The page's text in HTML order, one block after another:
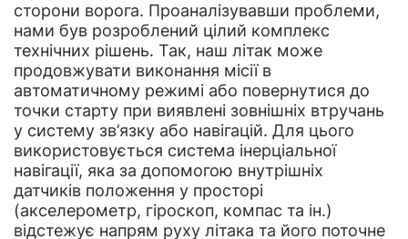
сторони ворога. Проаналізувавши проблеми,
нами був розроблений цілий комплекс
технічних рішень. Так, наш літак може
продовжувати виконання місії в
автоматичному режимі або повернутися до
точки старту при виявлені зовнішніх втручань
у систему зв’язку або навігацій. Для цього
використовується система інерціальної
навігації, яка за допомогою внутрішніх
датчиків положення у просторі
(акселерометр, гіроскоп, компас та ін.)
відстежує напрям руху літака та його поточне